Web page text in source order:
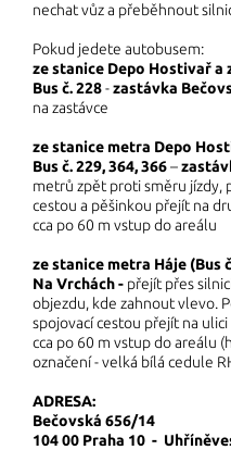
nechat vůz a přeběhnout
Pokud jedete autobusem:
ze stanice Depo Hostivař a
Bus č. 228-zastávka
na zastávce
ze stanice metra Depo
Bus č. 229, 364, 366–
metrů zpět proti směru jízdy,
cestou a pěšinkou přejít na
cca po 60 m vstup do areálu
ze stanice metra Háje (Bus
Na Vrchách - přejít přes
objezdu, kde zahnout vlevo.
spojovací cestou přejít na
cca po 60 m vstup do areálu
označení - velká bílá cedule
ADRESA:
Bečovská 656/14
104 00 Praha 10 -